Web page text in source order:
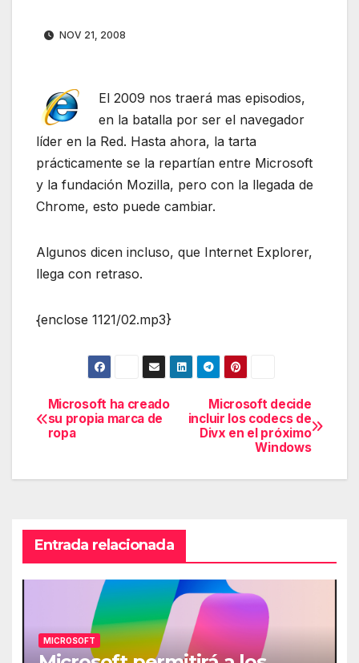
NOV 21, 2008
El 2009 nos traerá mas episodios,
en la batalla por ser el navegador
líder en la Red. Hasta ahora, la tarta
prácticamente se la repartían entre Microsoft
y la fundación Mozilla, pero con la llegada de
Chrome, esto puede cambiar.
Algunos dicen incluso, que Internet Explorer,
llega con retraso.
{enclose 1121/02.mp3}
Navegación
de
entradas
Microsoft decide
incluir los codecs de
Divx en el próximo
Windows
Microsoft ha creado
su propia marca de
ropa
Entrada relacionada
MICROSOFT